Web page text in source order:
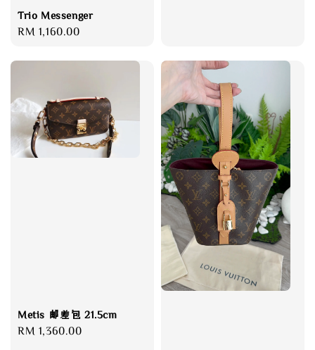
Trio Messenger
Regular
RM 1,160.00
Metis 邮差包 21.5cm
Regular
RM 1,360.00